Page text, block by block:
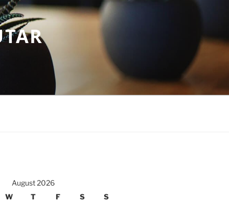
August 2026
W T F S S